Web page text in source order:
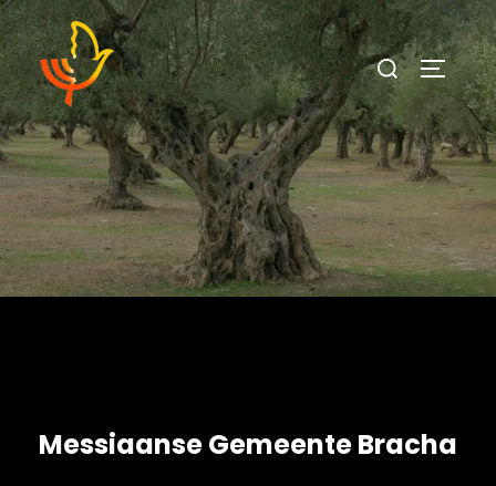
Messiaanse Gemeente Bracha